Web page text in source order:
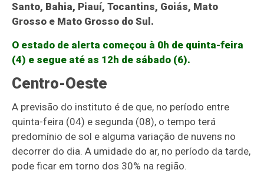
Santo, Bahia, Piauí, Tocantins, Goiás, Mato
Grosso e Mato Grosso do Sul.
O estado de alerta começou à 0h de quinta-feira
(4) e segue até as 12h de sábado (6).
Centro-Oeste
A previsão do instituto é de que, no período entre
quinta-feira (04) e segunda (08), o tempo terá
predomínio de sol e alguma variação de nuvens no
decorrer do dia. A umidade do ar, no período da tarde,
pode ficar em torno dos 30% na região.